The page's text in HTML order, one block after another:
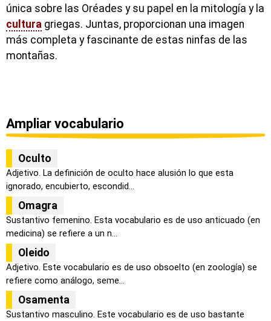
única sobre las Oréades y su papel en la mitología y la
cultura griegas. Juntas, proporcionan una imagen
más completa y fascinante de estas ninfas de las
montañas.
Ampliar vocabulario
Oculto
Adjetivo. La definición de oculto hace alusión lo que esta
ignorado, encubierto, escondid...
Omagra
Sustantivo femenino. Esta vocabulario es de uso anticuado (en
medicina) se refiere a un n...
Oleido
Adjetivo. Este vocabulario es de uso obsoelto (en zoología) se
refiere como análogo, seme...
Osamenta
Sustantivo masculino. Este vocabulario es de uso bastante